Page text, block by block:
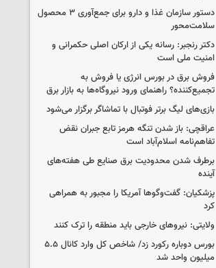
دستور سازمان غذا و دارو برای جمع‌آوری ۳ محصول
سلامت‌محور
دکتر رنجبر: رسانه یکی از ارکان اصلی حکمرانی و
امنیت ملی است
فروش برق در بورس انرژی یا فروش به
تجمیع‌کننده؟ راهنمای ورود نیروگاه‌ها به بازار برق
بازی‌های لیگ برتر فوتبال با تماشاگر برگزار می‌شود
عراقچی: باز شدن تنگه هرمز تابع جبران نقض
تفاهم‌نامه اسلام‌آباد است
برطرف شدن محدودیت‌ برق صنایع طی هفته‌های
آینده
پزشکیان: گفت‌وگوها آمریکا را مجبور به همراهی
کرد
ولایتی: نیروهای خارجی باید منطقه را ترک کنند
بورس دوباره رکورد زد/ شاخص کل وارد کانال ۵.۵
میلیون واحد شد